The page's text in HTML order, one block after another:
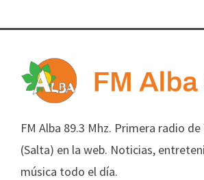
FM Alba 89.3 Mhz. Primera radio
(Salta) en la web. Noticias,
música todo el día.